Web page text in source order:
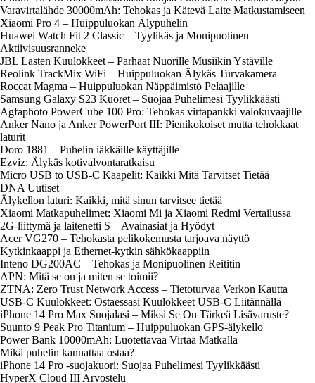
Varavirtalähde 30000mAh: Tehokas ja Kätevä Laite Matkustamiseen
Xiaomi Pro 4 – Huippuluokan Älypuhelin
Huawei Watch Fit 2 Classic – Tyylikäs ja Monipuolinen
Aktiivisuusranneke
JBL Lasten Kuulokkeet – Parhaat Nuorille Musiikin Ystäville
Reolink TrackMix WiFi – Huippuluokan Älykäs Turvakamera
Roccat Magma – Huippuluokan Näppäimistö Pelaajille
Samsung Galaxy S23 Kuoret – Suojaa Puhelimesi Tyylikkäästi
Agfaphoto PowerCube 100 Pro: Tehokas virtapankki valokuvaajille
Anker Nano ja Anker PowerPort III: Pienikokoiset mutta tehokkaat
laturit
Doro 1881 – Puhelin iäkkäille käyttäjille
Ezviz: Älykäs kotivalvontaratkaisu
Micro USB to USB-C Kaapelit: Kaikki Mitä Tarvitset Tietää
DNA Uutiset
Älykellon laturi: Kaikki, mitä sinun tarvitsee tietää
Xiaomi Matkapuhelimet: Xiaomi Mi ja Xiaomi Redmi Vertailussa
2G-liittymä ja laitenetti S – Avainasiat ja Hyödyt
Acer VG270 – Tehokasta pelikokemusta tarjoava näyttö
Kytkinkaappi ja Ethernet-kytkin sähkökaappiin
Inteno DG200AC – Tehokas ja Monipuolinen Reititin
APN: Mitä se on ja miten se toimii?
ZTNA: Zero Trust Network Access – Tietoturvaa Verkon Kautta
USB-C Kuulokkeet: Ostaessasi Kuulokkeet USB-C Liitännällä
iPhone 14 Pro Max Suojalasi – Miksi Se On Tärkeä Lisävaruste?
Suunto 9 Peak Pro Titanium – Huippuluokan GPS-älykello
Power Bank 10000mAh: Luotettavaa Virtaa Matkalla
Mikä puhelin kannattaa ostaa?
iPhone 14 Pro -suojakuori: Suojaa Puhelimesi Tyylikkäästi
HyperX Cloud III Arvostelu